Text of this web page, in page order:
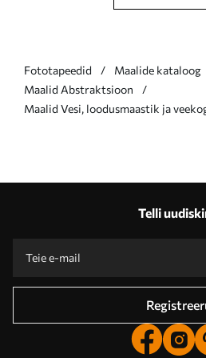
Fototapeedid
Maalide kataloog
Maalid Abstraktsioon
Maalid Vesi, loodusmaastik ja
Telli